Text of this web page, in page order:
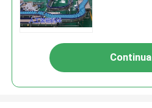
Continua